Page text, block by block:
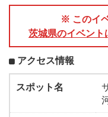
※ このイ
茨城県のイベント
アクセス情報
スポット名